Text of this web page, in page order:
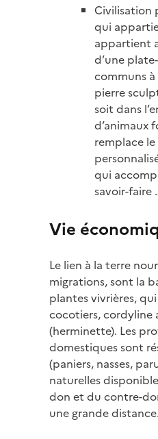
Civilisation
qui
appartient
d’une
communs
pierre
soit dans
d’animaux
remplace
qui
savoir-faire
Vie
Le lien à la terre
migrations, sont la
plantes vivrières,
cocotiers, cordyline
(herminette). Les
domestiques sont
(paniers, nasses,
naturelles
don et du contre-
une grande distance.